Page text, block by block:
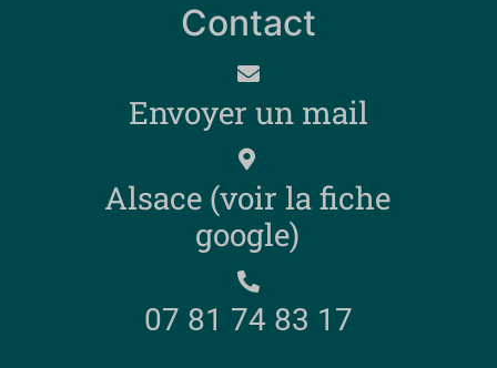
Contact
Envoyer un mail
Alsace (voir la fiche
google)
07 81 74 83 17